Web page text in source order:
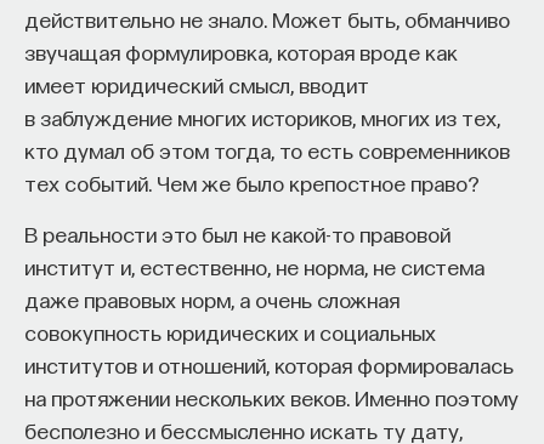
действительно не знало. Может быть, обманчиво
звучащая формулировка, которая вроде как
имеет юридический смысл, вводит
в заблуждение многих историков, многих из тех,
кто думал об этом тогда, то есть современников
тех событий. Чем же было крепостное право?
В реальности это был не какой-то правовой
институт и, естественно, не норма, не система
даже правовых норм, а очень сложная
совокупность юридических и социальных
институтов и отношений, которая формировалась
на протяжении нескольких веков. Именно поэтому
бесполезно и бессмысленно искать ту дату,
— Ориентироваться в общих принципах
работы нашего организма
— Разбираться в биохимических процессах
мозга
— Понимать причины нейро- и психопатологий
— Осознавать связь своего поведения
и эмоций с активностью нейромедиаторов
мозга
Вячеслав Дубынин
— доктор
биологических наук, профессор кафедры
физиологии человека и животных биологического
Христианское Средневековье действительно
было цивилизацией, которая ищет гармонию
и равновесие между постоянно
противоборствующими силами. Это состояние
поиска отразилось в теоретической мысли,
философской спекуляции, богословствовании,
Например, средневековое правосудие очень
сильно отличается от нашего — с его инквизицией,
Божьими судами, неписаным правом, основанным
на памяти законоговорителей. На первый взгляд
кажется, что это никак не относится к слову
«гармония», но на самом деле средневековый суд